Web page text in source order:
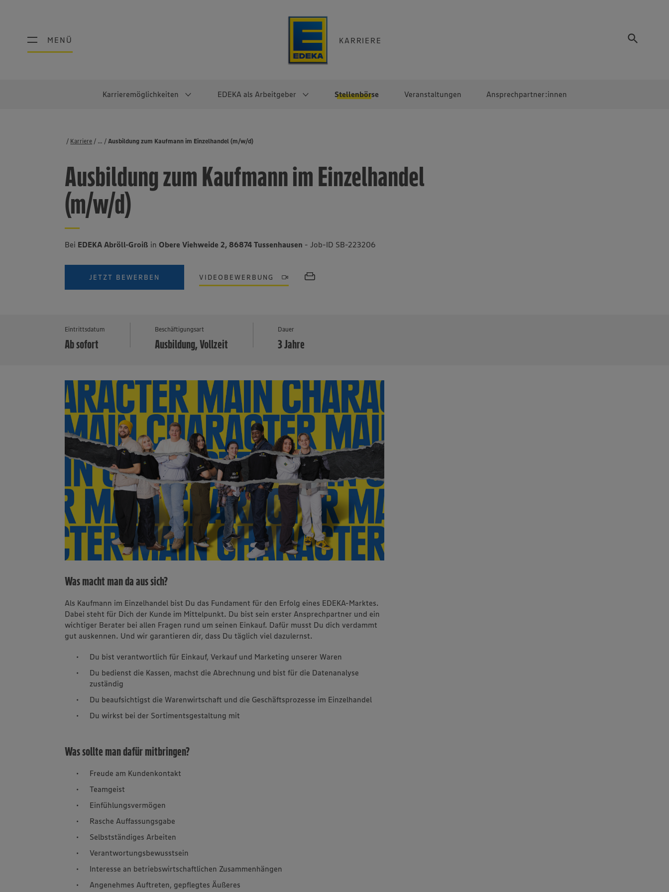
MENÜ KARRIERE
MENÜ
Karrieremöglichkeiten EDEKA als Arbeitgeber Stellenbörse Veranstaltungen Ansprechpartner:innen
Schülerpraktikum Abschlussarbeiten
Werkstudierendentätigkeit
Direkteinstieg
Noch Fragen?
Selbstständig mit EDEKA
Faires Gehalt
Diversität
Lebensmittelproduktion
Lager & Logistik
EDEKA Fruchtkontor
Karriere Stellenbörse
Ausbildung zum Kaufmann im Einzelhandel (m/w/d)
...
Ausbildung zum Kaufmann im Einzelhandel
(m/w/d)
Bei EDEKA Abröll-Groiß in Obere Viehweide 2, 86874 Tussenhausen - Job-ID SB-223206
JETZT BEWERBEN VIDEOBEWERBUNG
Eintrittsdatum
Ab sofort
Beschäftigungsart
Ausbildung, Vollzeit
Dauer
3 Jahre
Was macht man da aus sich?
Als Kaufmann im Einzelhandel bist Du das Fundament für den Erfolg eines EDEKA-Marktes.
Dabei steht für Dich der Kunde im Mittelpunkt. Du bist sein erster Ansprechpartner und ein
wichtiger Berater bei allen Fragen rund um seinen Einkauf. Dafür musst Du dich verdammt
gut auskennen. Und wir garantieren dir, dass Du täglich viel dazulernst.
Du bist verantwortlich für Einkauf, Verkauf und Marketing unserer Waren
Du bedienst die Kassen, machst die Abrechnung und bist für die Datenanalyse
zuständig
Du beaufsichtigst die Warenwirtschaft und die Geschäftsprozesse im Einzelhandel
Du wirkst bei der Sortimentsgestaltung mit
Was sollte man dafür mitbringen?
Freude am Kundenkontakt
Teamgeist
Einfühlungsvermögen
Rasche Auffassungsgabe
Selbstständiges Arbeiten
Verantwortungsbewusstsein
Interesse an betriebswirtschaftlichen Zusammenhängen
Angenehmes Auftreten, gepflegtes Äußeres